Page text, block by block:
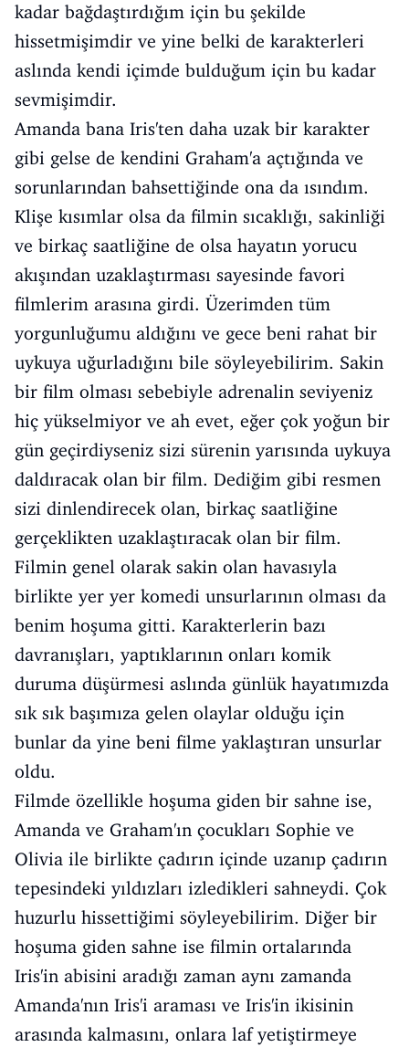
kadar bağdaştırdığım için bu şekilde
hissetmişimdir ve yine belki de karakterleri
aslında kendi içimde bulduğum için bu kadar
sevmişimdir.
Amanda bana Iris'ten daha uzak bir karakter
gibi gelse de kendini Graham'a açtığında ve
sorunlarından bahsettiğinde ona da ısındım.
Klişe kısımlar olsa da filmin sıcaklığı, sakinliği
ve birkaç saatliğine de olsa hayatın yorucu
akışından uzaklaştırması sayesinde favori
filmlerim arasına girdi. Üzerimden tüm
yorgunluğumu aldığını ve gece beni rahat bir
uykuya uğurladığını bile söyleyebilirim. Sakin
bir film olması sebebiyle adrenalin seviyeniz
hiç yükselmiyor ve ah evet, eğer çok yoğun bir
gün geçirdiyseniz sizi sürenin yarısında uykuya
daldıracak olan bir film. Dediğim gibi resmen
sizi dinlendirecek olan, birkaç saatliğine
gerçeklikten uzaklaştıracak olan bir film.
Filmin genel olarak sakin olan havasıyla
birlikte yer yer komedi unsurlarının olması da
benim hoşuma gitti. Karakterlerin bazı
davranışları, yaptıklarının onları komik
duruma düşürmesi aslında günlük hayatımızda
sık sık başımıza gelen olaylar olduğu için
bunlar da yine beni filme yaklaştıran unsurlar
oldu.
Filmde özellikle hoşuma giden bir sahne ise,
Amanda ve Graham'ın çocukları Sophie ve
Olivia ile birlikte çadırın içinde uzanıp çadırın
tepesindeki yıldızları izledikleri sahneydi. Çok
huzurlu hissettiğimi söyleyebilirim. Diğer bir
hoşuma giden sahne ise filmin ortalarında
Iris'in abisini aradığı zaman aynı zamanda
Amanda'nın Iris'i araması ve Iris'in ikisinin
arasında kalmasını, onlara laf yetiştirmeye